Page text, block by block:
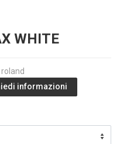
WHITE
informazioni